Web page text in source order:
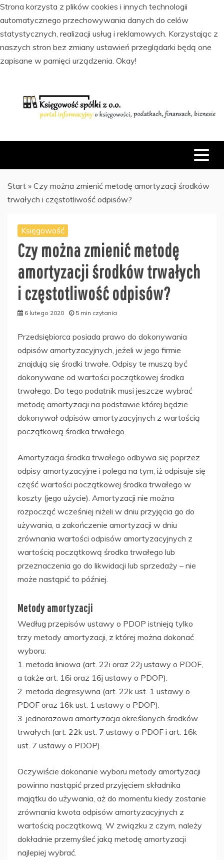
Strona korzysta z plików cookies i innych technologii
automatycznego przechowywania danych do celów
statystycznych, realizacji usług i reklamowych. Korzystając z
naszych stron bez zmiany ustawień przeglądarki będą one
zapisane w pamięci urządzenia. Okay!
FINANSACH I BIZNESIE
Start » Czy można zmienić metodę amortyzacji środków
trwałych i częstotliwość odpisów?
Księgowość
Czy można zmienić metodę
amortyzacji środków trwałych
i częstotliwość odpisów?
6 lutego 2020 5 min czytania
Przedsiębiorca posiada prawo do dokonywania
odpisów amortyzacyjnych, jeżeli w jego firmie
znajdują się środki trwałe. Odpisy te muszą być
dokonywane od wartości początkowej środka
trwałego. Do tego podatnik musi jeszcze wybrać
metodę amortyzacji na podstawie której będzie
dokonywał odpisów amortyzacyjnych z wartością
początkową środka trwałego.
Amortyzacja środka trwałego odbywa się poprzez
odpisy amortyzacyjne i polega na tym, iż odpisuje się
część wartości początkowej środka trwałego w
koszty (jego użycie). Amortyzacji nie można
rozpocząć wcześniej niżeli w dniu przyjęcia go do
używania, a zakończenie amortyzacji w dniu
zrównania wartości odpisów amortyzacyjnych z
wartością początkową środka trwałego lub
przeznaczenia go do likwidacji lub sprzedaży – nie
może nastąpić to później.
Metody amortyzacji
Według przepisów ustawy o PDOP istnieją tylko
trzy metody amortyzacji, z której można dokonać
wyboru:
1. metoda liniowa (art. 22i oraz 22j ustawy o PDOF,
a także art. 16i oraz 16j ustawy o PDOP).
2. metoda degresywna (art. 22k ust. 1 ustawy o
PDOF oraz 16k ust. 1 ustawy o PDOP).
3. jednorazowa amortyzacja określonych środków
trwałych (art. 22k ust. 7 ustawy o PDOF i art. 16k
ust. 7 ustawy o PDOP).
Oczywiście dokonanie wyboru metody amortyzacji
powinno nastąpić przed przyjęciem składnika
majątku do używania, aż do momentu kiedy zostanie
zrównania kwota odpisów amortyzacyjnych z
wartością początkową. W związku z czym, należy
dokładnie przemyśleć jaką metodę amortyzacji
najlepiej wybrać.